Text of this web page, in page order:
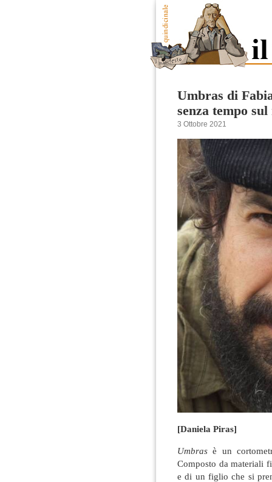
Umbras di
senza tempo
3 Ottobre 2021
[Daniela Piras]
Umbrasè un
Composto da materiali
e di un figlio che si